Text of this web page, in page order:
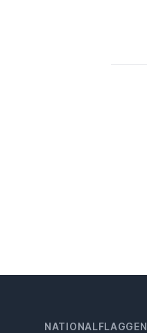
NATIONALFLAGGEN